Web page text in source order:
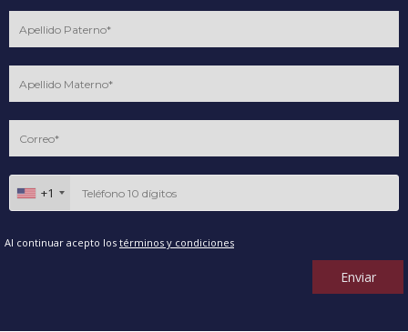
+1
Al continuar acepto los términos y condiciones
Enviar